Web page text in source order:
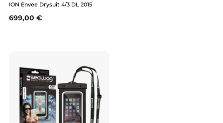
ION Envee Drysuit 4/3 DL 2015
Prix
699,00 €